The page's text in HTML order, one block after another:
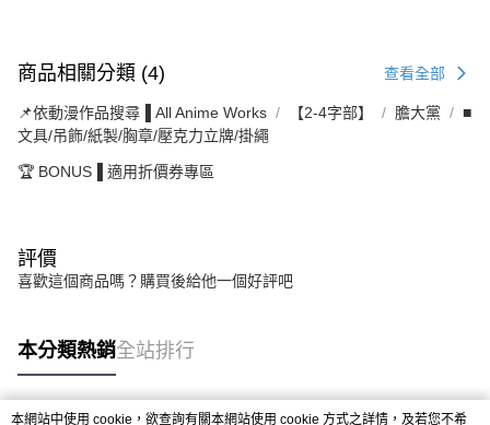
商品相關分類 (4) 查看全部
📌依動漫作品搜尋▐ All Anime Works 【2-4字部】 膽大黨
■
文具/吊飾/紙製/胸章/壓克力立牌/掛繩
🏆 BONUS▐ 適用折價券專區
評價
喜歡這個商品嗎？購買後給他一個好評吧
本分類熱銷全站排行
本網站中使用 cookie，欲查詢有關本網站使用 cookie 方式之詳情，及若您不希